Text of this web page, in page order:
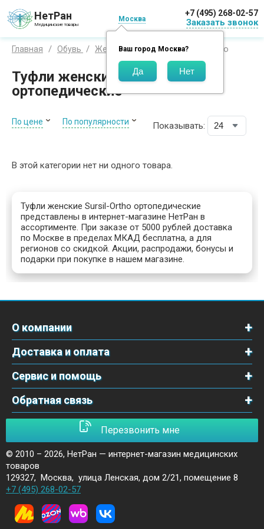
НетРан
Медицинские товары
Москва
Ваш город Москва?
+7 (495) 268-02-57
Заказать звонок
Главная Обувь Женская Туфли Sursil-Ortho
Туфли женские Sursil-Ortho
ортопедические
По цене По популярности Показывать:
В этой категории нет ни одного товара.
Туфли женские Sursil-Ortho ортопедические
представлены в интернет-магазине НетРан в
ассортименте. При заказе от 5000 рублей доставка
по Москве в пределах МКАД бесплатна, а для
регионов со скидкой. Акции, распродажи, бонусы и
подарки при покупке в нашем магазине.
О компании
Доставка и оплата
Сервис и помощь
Обратная связь
Перезвонить мне
© 2010 – 2026, НетРан — интернет-магазин медицинских
товаров
129327, Москва, улица Ленская, дом 2/21, помещение 8
+7 (495) 268-02-57